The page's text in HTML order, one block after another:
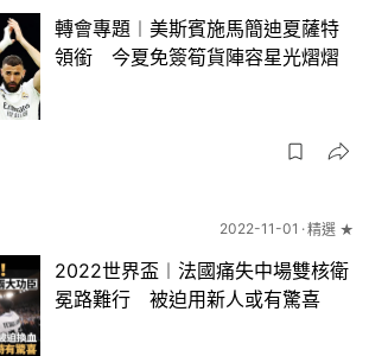
轉會專題︱美斯賓施馬簡迪夏薩特
領銜 今夏免簽筍貨陣容星光熠熠
2022-11-01 精選 ★
2022世界盃︱法國痛失中場雙核衛
冕路難行 被迫用新人或有驚喜